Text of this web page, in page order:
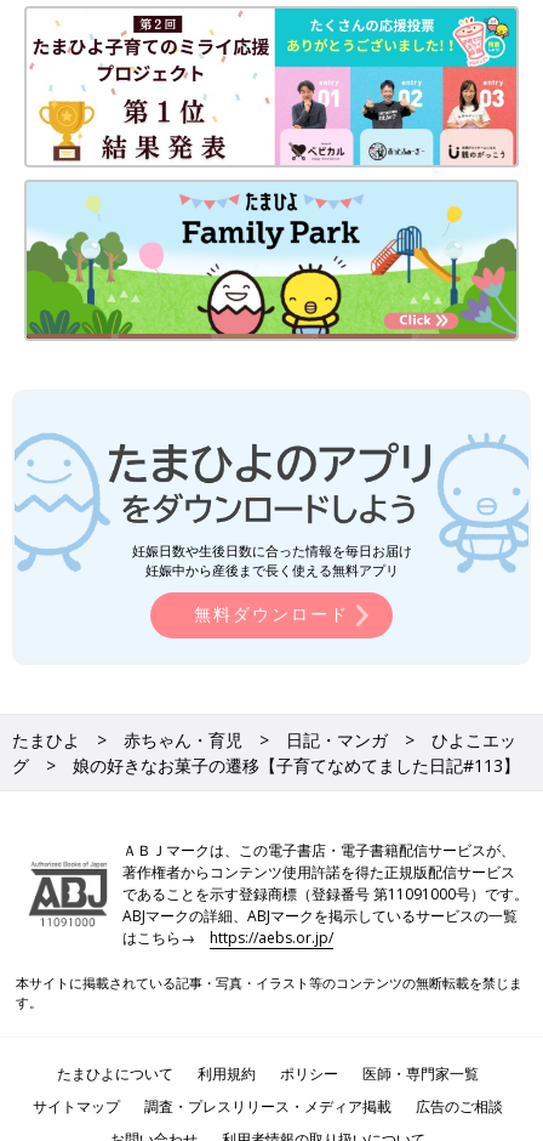
妊娠日数や生後日数に合った情報を毎日お届け
妊娠中から産後まで長く使える無料アプリ
無料ダウンロード
たまひよ 赤ちゃん・育児 日記・マンガ
ひよこエッ
グ
娘の好きなお菓子の遷移【子育てなめてました日記#113】
ＡＢＪマークは、この電子書店・電子書籍配信サービスが、
著作権者からコンテンツ使用許諾を得た正規版配信サービス
であることを示す登録商標（登録番号 第11091000号）です。
ABJマークの詳細、ABJマークを掲示しているサービスの一覧
はこちら→https://aebs.or.jp/
本サイトに掲載されている記事・写真・イラスト等のコンテンツの無断転載を禁じま
す。
たまひよについて 利用規約 ポリシー
医師・専門家一覧
サイトマップ
調査・プレスリリース・メディア掲載
広告のご相談